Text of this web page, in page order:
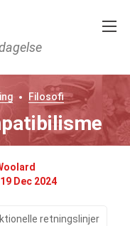
Filosofi
19 Dec 2024
retningslinjer